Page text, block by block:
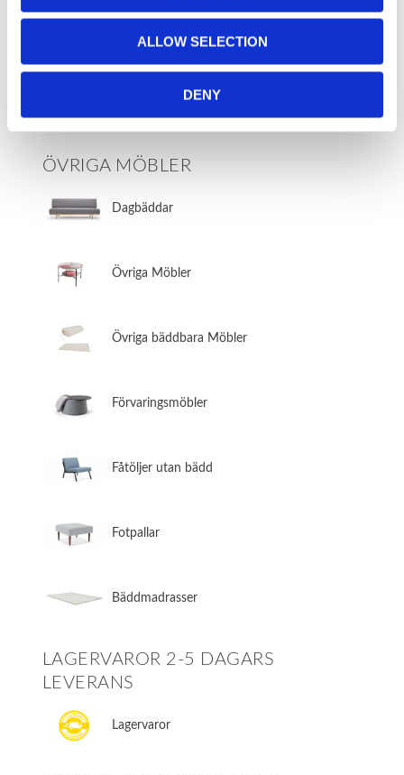
ALLOW SELECTION
DENY
MÖBELTYGER
ÖVRIGA MÖBLER
Dagbäddar
Övriga Möbler
Övriga bäddbara Möbler
Förvaringsmöbler
Fåtöljer utan bädd
Fotpallar
Bäddmadrasser
LAGERVAROR 2-5 DAGARS
LEVERANS
Lagervaror